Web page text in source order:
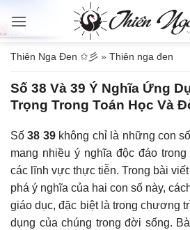
qua
dungThiên Nga Đen ✩彡 » Thiên nga đen
Số 38 Và 39 Ý Nghĩa Ứng
Trọng Trong Toán Học Và
Số38 39không chỉ là những con
mang nhiều ý nghĩa độc đáo
các lĩnh vực thực tiễn. Trong bài
phá ý nghĩa của hai con số này,
giáo dục, đặc biệt là trong chương
dụng của chúng trong đời sống.